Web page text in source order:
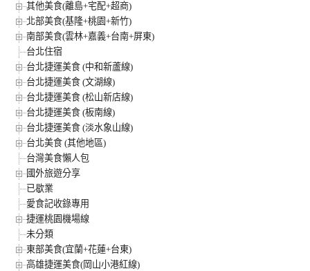
其他美食(離島+宅配+超商)
北部美食(基隆+桃園+新竹)
南部美食(雲林+嘉義+台南+屏東)
台北住宿
台北捷運美食 (中和新蘆線)
台北捷運美食 (文湖線)
台北捷運美食 (松山新店線)
台北捷運美食 (板南線)
台北捷運美食 (淡水象山線)
台北美食 (其他地區)
台灣美食懶人包
國外旅遊分享
已歇業
愛食記收錄專用
捷運桃園機場線
未分類
東部美食(宜蘭+花蓮+台東)
高雄捷運美食(岡山小港紅線)